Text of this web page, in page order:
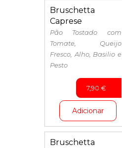
Insalate
Risotto
Bruschetta
Caprese
Pão Tostado com
Tomate, Queijo
Fresco, Alho, Basilio e
Pesto
7,90 €
Adicionar
Bruschetta